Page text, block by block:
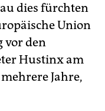
dies fürchten
Union
vor den
Hustinx am
Jahre,